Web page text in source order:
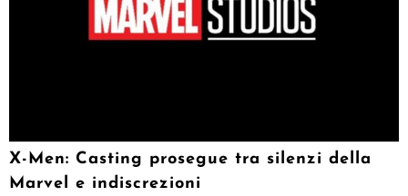
X-Men: Casting prosegue tra silenzi della
Marvel e indiscrezioni